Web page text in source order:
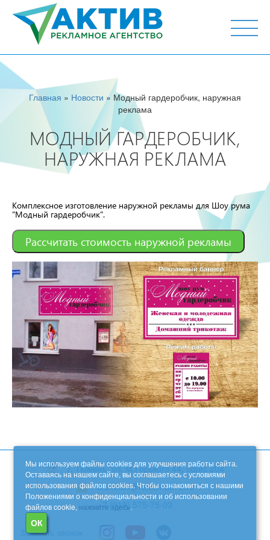
г. Тюмень, ул. М.Горького 44, офис 204
Заказать звонок
Главная » Новости » Модный гардеробчик, наружная
реклама
МОДНЫЙ ГАРДЕРОБЧИК,
НАРУЖНАЯ РЕКЛАМА
Комплексное изготовление наружной рекламы для Шоу рума
"Модный гардеробчик".
Рассчитать стоимость наружной рекламы
г. Тюмень, ул. М.Горького 44, офис 204
stanislav@reklama072.ru
+7 (919) 575-75-03
Мы используем файлы cookies для улучшения работы сайта.
Оставаясь на нашем сайте, вы соглашаетесь с условиями
использования файлов cookies. Чтобы ознакомиться с нашими
Положениями о конфиденциальности и об использовании
файлов cookie, нажмите здесь.
ОК